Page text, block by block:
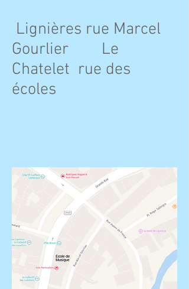
Lignières rue Marcel
Gourlier Le
Chatelet rue des
écoles